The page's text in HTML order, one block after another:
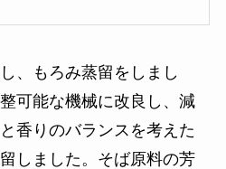
、もろみ蒸留をしまし
可能な機械に改良し、減
香りのバランスを考えた
しました。そば原料の芳